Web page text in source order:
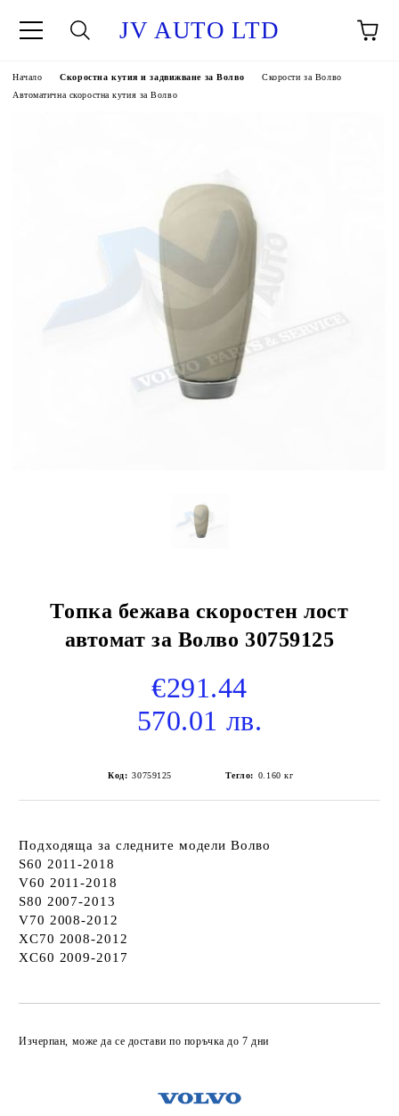
JV AUTO LTD
Начало Скоростна кутия и задвижване за Волво
Скорости за Волво
Автоматична скоростна кутия за Волво
Топка бежава скоростен лост
автомат за Волво 30759125
€291.44
570.01 лв.
Код: 30759125 Тегло: 0.160 кг
Подходяща за следните модели Волво
S60 2011-2018
V60 2011-2018
S80 2007-2013
V70 2008-2012
XC70 2008-2012
XC60 2009-2017
Изчерпан, може да се достави по поръчка до 7 дни